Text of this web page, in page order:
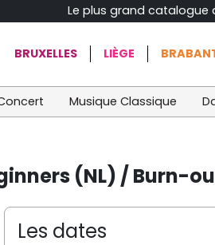
Le plus grand catalogue
BRUXELLES LIÈGE
Musique Classique
(NL) / Burn-
Les dates